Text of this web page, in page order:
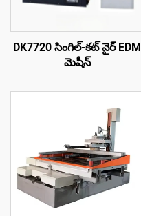
DK7720 సింగిల్-కట్ వైర్ EDM
మెషీన్